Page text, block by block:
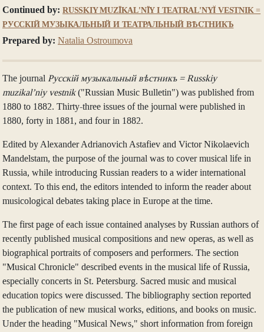
Continued by: RUSSKIY MUZÏKAL'NÏY I TEATRAL'NYĬ VESTNIK =
РУССКІЙ МУЗЫКАЛЬНЫЙ И ТЕАТРАЛЬНЫЙ ВѢСТНИКЪ
Prepared by: Natalia Ostroumova
The journal Русскій музыкальный вѣстникъ = Russkiy
muzikal’niy vestnik("Russian Music Bulletin") was published from
1880 to 1882. Thirty-three issues of the journal were published in
1880, forty in 1881, and four in 1882.
Edited by Alexander Adrianovich Astafiev and Victor Nikolaevich
Mandelstam, the purpose of the journal was to cover musical life in
Russia, while introducing Russian readers to a wider international
context. To this end, the editors intended to inform the reader about
musicological debates taking place in Europe at the time.
The first page of each issue contained analyses by Russian authors of
recently published musical compositions and new operas, as well as
biographical portraits of composers and performers. The section
"Musical Chronicle" described events in the musical life of Russia,
especially concerts in St. Petersburg. Sacred music and musical
education topics were discussed. The bibliography section reported
the publication of new musical works, editions, and books on music.
Under the heading "Musical News," short information from foreign